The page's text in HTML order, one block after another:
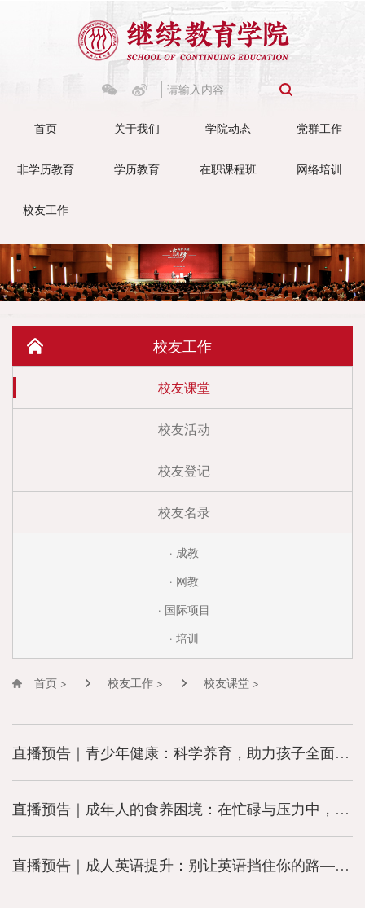
首页 关于我们 学院动态 党群工作
非学历教育 学历教育 在职课程班 网络培训
校友工作
校友工作
校友课堂
校友活动
校友登记
校友名录
· 成教
· 网教
· 国际项目
· 培训
首页 > 校友工作 > 校友课堂 >
直播预告｜青少年健康：科学养育，助力孩子全面成长
直播预告｜成年人的食养困境：在忙碌与压力中，如何吃得更对？
直播预告｜成人英语提升：别让英语挡住你的路——为想改变的你而讲